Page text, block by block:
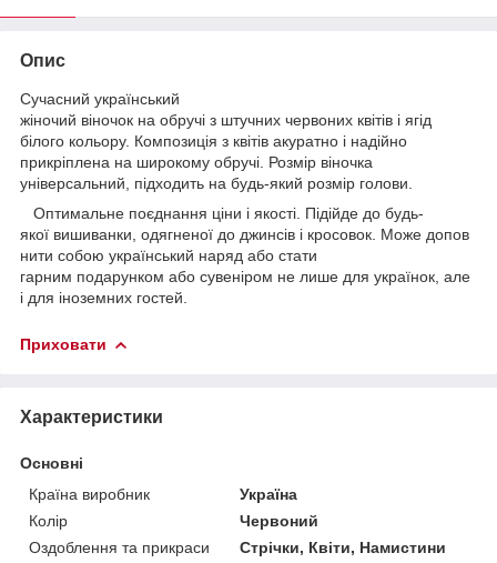
Опис
Сучасний український
жіночий віночок на обручі з штучних червоних квітів і ягід
білого кольору. Композиція з квітів акуратно і надійно
прикріплена на широкому обручі. Розмір віночка
універсальний, підходить на будь-який розмір голови.
Оптимальне поєднання ціни і якості. Підійде до будь-
якої вишиванки, одягненої до джинсів і кросовок. Може допов
нити собою український наряд або стати
гарним подарунком або сувеніром не лише для українок, але
і для іноземних гостей.
Приховати
Характеристики
Основні
Країна виробник
Україна
Колір
Червоний
Оздоблення та прикраси
Стрічки, Квіти, Намистини